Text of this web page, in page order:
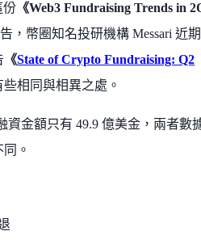
份 《Web3 Fundraising Trends in
，幣圈知名投研機構 Messari 近
《State of Crypto Fundraising: Q2
些相同與相異之處。
資金額只有 49.9 億美金，兩者數
。